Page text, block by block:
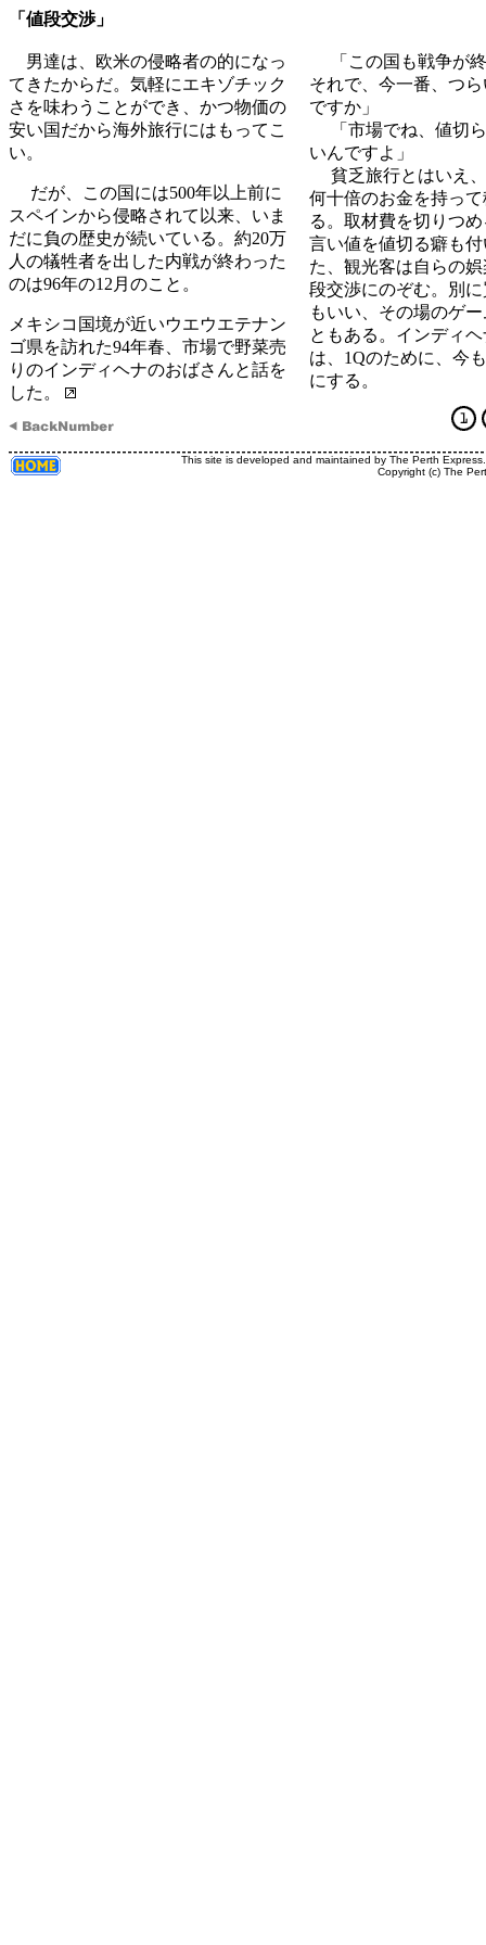
「値段交渉」
男達は、欧米の侵略者の的になっ
てきたからだ。気軽にエキゾチック
さを味わうことができ、かつ物価の
安い国だから海外旅行にはもってこ
い。
だが、この国には500年以上前に
スペインから侵略されて以来、いま
だに負の歴史が続いている。約20万
人の犠牲者を出した内戦が終わった
のは96年の12月のこと。
メキシコ国境が近いウエウエテナン
ゴ県を訪れた94年春、市場で野菜売
りのインディヘナのおばさんと話を
した。
「この国も戦争が
それで、今一番、つ
ですか」
「市場でね、値切
いんですよ」
貧乏旅行とはいえ
何十倍のお金を持っ
る。取材費を切りつ
言い値を値切る癖も
た、観光客は自らの
段交渉にのぞむ。別
もいい、その場のゲ
ともある。インディ
は、1Qのために、今
にする。
This site is developed and maintained by The Perth
Copyright (c) The